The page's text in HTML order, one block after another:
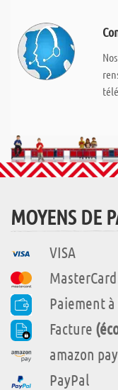
MOYENS DE
VISA
MasterCard
Paiement
Facture
amazon pay
PayPal